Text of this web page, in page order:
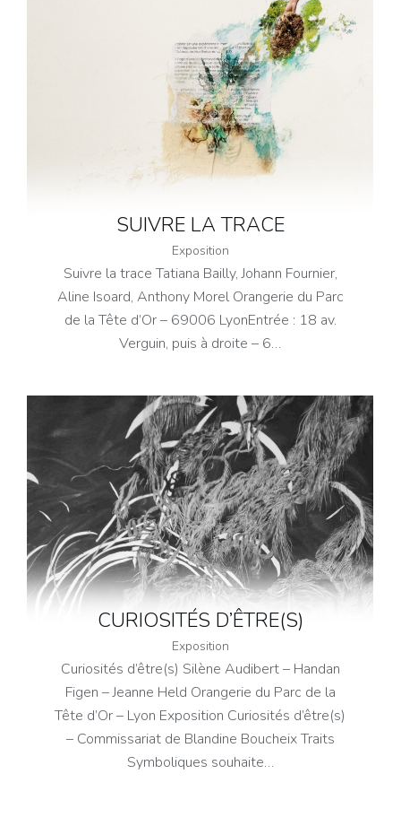
SUIVRE LA TRACE
Exposition
Suivre la trace Tatiana Bailly, Johann Fournier,
Aline Isoard, Anthony Morel Orangerie du Parc
de la Tête d’Or – 69006 LyonEntrée : 18 av.
Verguin, puis à droite – 6…
CURIOSITÉS D’ÊTRE(S)
Exposition
Curiosités d’être(s) Silène Audibert – Handan
Figen – Jeanne Held Orangerie du Parc de la
Tête d’Or – Lyon Exposition Curiosités d’être(s)
– Commissariat de Blandine Boucheix Traits
Symboliques souhaite…